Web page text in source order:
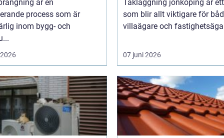
är en
process som är
inom bygg- och
Takläggning jönköping är
som blir allt viktigare för
villaägare och
07 juni 2026